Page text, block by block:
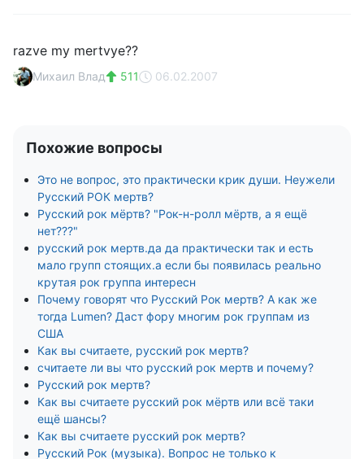
razve my mertvye??
Михаил Влад 511 06.02.2007
Похожие вопросы
Это не вопрос, это практически крик души. Неужели
Русский РОК мертв?
Русский рок мёртв? "Рок-н-ролл мёртв, а я ещё
нет???"
русский рок мертв.да да практически так и есть
мало групп стоящих.а если бы появилась реально
крутая рок группа интересн
Почему говорят что Русский Рок мертв? А как же
тогда Lumen? Даст фору многим рок группам из
США
Как вы считаете, русский рок мертв?
считаете ли вы что русский рок мертв и почему?
Русский рок мертв?
Как вы считаете русский рок мёртв или всё таки
ещё шансы?
Как вы считаете русский рок мертв?
Русский Рок (музыка). Вопрос не только к